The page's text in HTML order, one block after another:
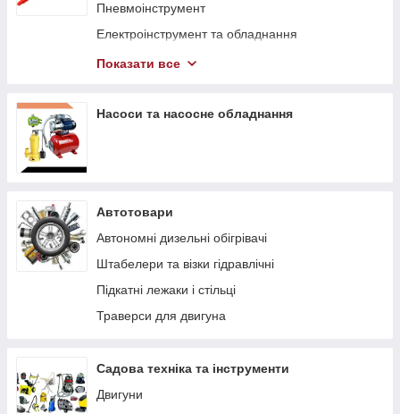
Пневмоінструмент
Електроінструмент та обладнання
Компресори
Показати все
Насоси та насосне обладнання
Автотовари
Автономні дизельні обігрівачі
Штабелери та візки гідравлічні
Підкaтні лeжaки і cтільці
Траверси для двигуна
Садова техніка та інструменти
Двигуни